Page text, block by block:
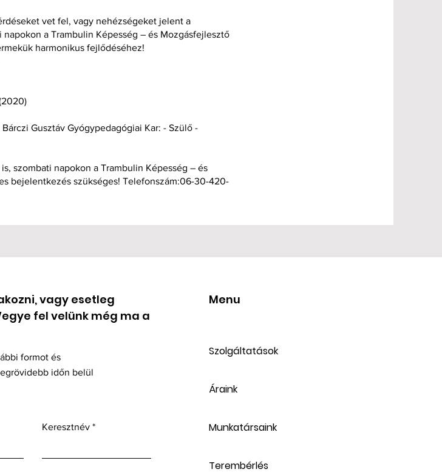
vet fel, vagy nehézségeket jelent a
a Trambulin Képesség – és Mozgásfejlesztő
harmonikus fejlődéséhez!
Gusztáv Gyógypedagógiai Kar: - Szülő -
szombati napokon a Trambulin Képesség – és
bejelentkezés szükséges! Telefonszám:06-30-420-
vagy esetleg
fel velünk még ma a
formot és
időn belül
Keresztnév
Menu
Szolgáltatások
Áraink
Munkatársaink
Terembérlés